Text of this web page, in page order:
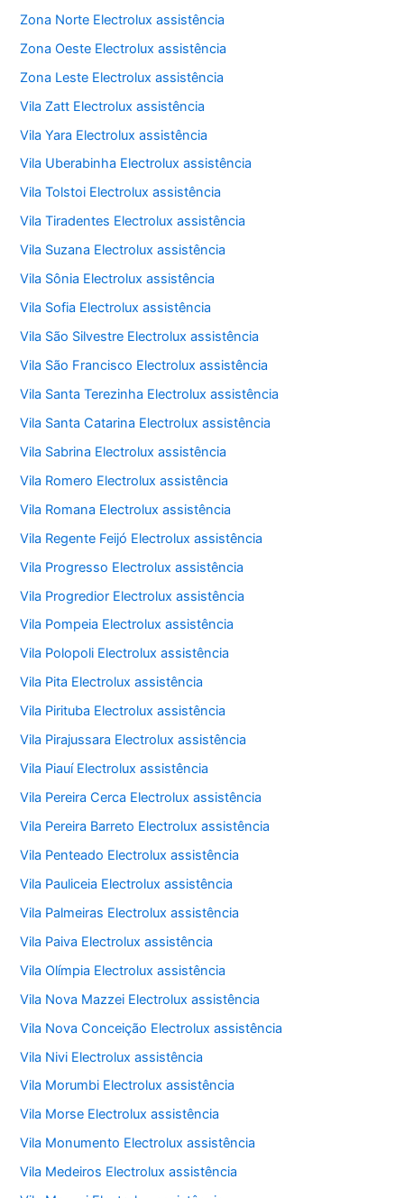
Zona Norte Electrolux assistência
Zona Oeste Electrolux assistência
Zona Leste Electrolux assistência
Vila Zatt Electrolux assistência
Vila Yara Electrolux assistência
Vila Uberabinha Electrolux assistência
Vila Tolstoi Electrolux assistência
Vila Tiradentes Electrolux assistência
Vila Suzana Electrolux assistência
Vila Sônia Electrolux assistência
Vila Sofia Electrolux assistência
Vila São Silvestre Electrolux assistência
Vila São Francisco Electrolux assistência
Vila Santa Terezinha Electrolux assistência
Vila Santa Catarina Electrolux assistência
Vila Sabrina Electrolux assistência
Vila Romero Electrolux assistência
Vila Romana Electrolux assistência
Vila Regente Feijó Electrolux assistência
Vila Progresso Electrolux assistência
Vila Progredior Electrolux assistência
Vila Pompeia Electrolux assistência
Vila Polopoli Electrolux assistência
Vila Pita Electrolux assistência
Vila Pirituba Electrolux assistência
Vila Pirajussara Electrolux assistência
Vila Piauí Electrolux assistência
Vila Pereira Cerca Electrolux assistência
Vila Pereira Barreto Electrolux assistência
Vila Penteado Electrolux assistência
Vila Pauliceia Electrolux assistência
Vila Palmeiras Electrolux assistência
Vila Paiva Electrolux assistência
Vila Olímpia Electrolux assistência
Vila Nova Mazzei Electrolux assistência
Vila Nova Conceição Electrolux assistência
Vila Nivi Electrolux assistência
Vila Morumbi Electrolux assistência
Vila Morse Electrolux assistência
Vila Monumento Electrolux assistência
Vila Medeiros Electrolux assistência